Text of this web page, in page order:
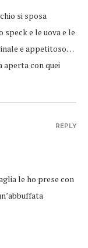
si sposa
e le uova e le
e appetitoso…
aperta con quei
le ho prese con
REPLY